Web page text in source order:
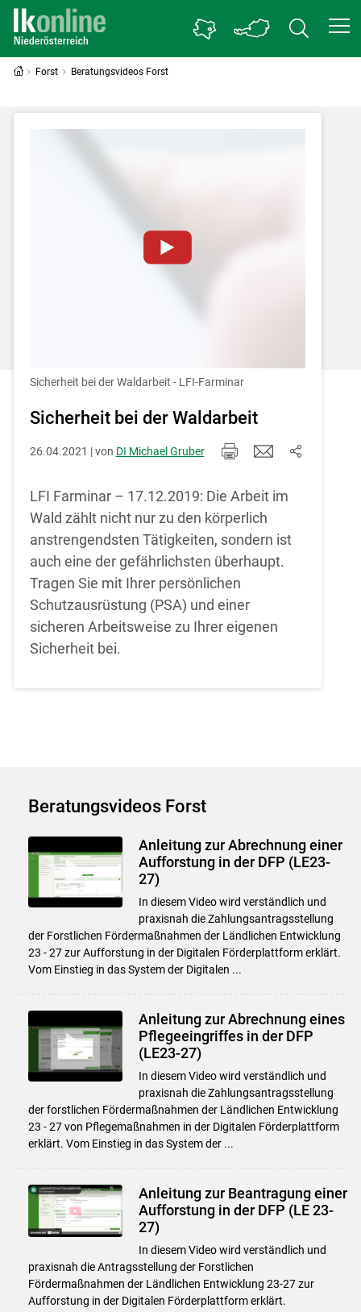
Skip to main content
Forst Beratungsvideos Forst
Einstellungen jederzeit einsehen und
korrigieren
Akzeptieren
Cookies Einstellungen
Sicherheit bei der Waldarbeit - LFI-Farminar
Sicherheit bei der Waldarbeit
26.04.2021 | von DI Michael Gruber
LFI Farminar – 17.12.2019: Die Arbeit im
Wald zählt nicht nur zu den körperlich
anstrengendsten Tätigkeiten, sondern ist
auch eine der gefährlichsten überhaupt.
Tragen Sie mit Ihrer persönlichen
Schutzausrüstung (PSA) und einer
sicheren Arbeitsweise zu Ihrer eigenen
Sicherheit bei.
Beratungsvideos Forst
Anleitung zur Abrechnung einer
Aufforstung in der DFP (LE23-
27)
In diesem Video wird verständlich und
praxisnah die Zahlungsantragsstellung
der Forstlichen Fördermaßnahmen der Ländlichen Entwicklung
23 - 27 zur Aufforstung in der Digitalen Förderplattform erklärt.
Vom Einstieg in das System der Digitalen ...
Anleitung zur Abrechnung eines
Pflegeeingriffes in der DFP
(LE23-27)
In diesem Video wird verständlich und
praxisnah die Zahlungsantragsstellung
der forstlichen Fördermaßnahmen der Ländlichen Entwicklung
23 - 27 von Pflegemaßnahmen in der Digitalen Förderplattform
erklärt. Vom Einstieg in das System der ...
Anleitung zur Beantragung einer
Aufforstung in der DFP (LE 23-
27)
In diesem Video wird verständlich und
praxisnah die Antragsstellung der Forstlichen
Fördermaßnahmen der Ländlichen Entwicklung 23-27 zur
Aufforstung in der Digitalen Förderplattform erklärt.